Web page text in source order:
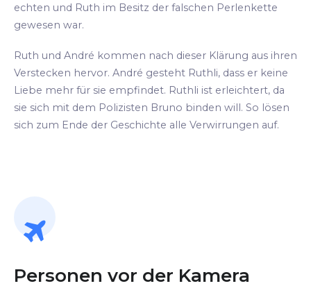
echten und Ruth im Besitz der falschen Perlenkette
gewesen war.
Ruth und André kommen nach dieser Klärung aus ihren
Verstecken hervor. André gesteht Ruthli, dass er keine
Liebe mehr für sie empfindet. Ruthli ist erleichtert, da
sie sich mit dem Polizisten Bruno binden will. So lösen
sich zum Ende der Geschichte alle Verwirrungen auf.
Personen vor der Kamera